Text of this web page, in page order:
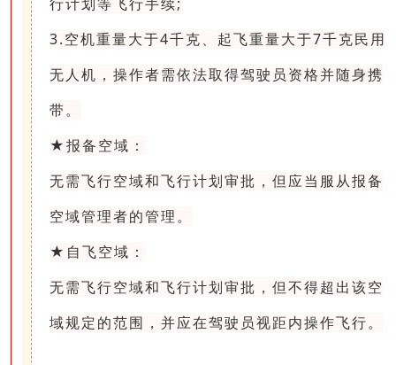
3.空机重量大于4千克、起飞重量大于7千克民用
无人机，操作者需依法取得驾驶员资格并随身携
带。
★报备空域：
无需飞行空域和飞行计划审批，但应当服从报备
空域管理者的管理。
★自飞空域：
无需飞行空域和飞行计划审批，但不得超出该空
域规定的范围，并应在驾驶员视距内操作飞行。